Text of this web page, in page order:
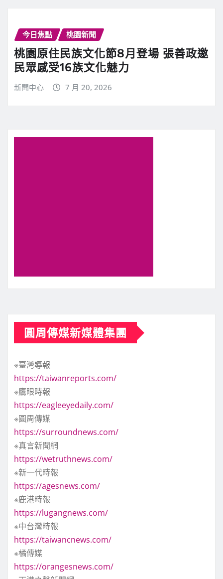
今日焦點 桃園新聞
桃園原住民族文化節8月登場 張善政邀
民眾感受16族文化魅力
新聞中心 7 月 20, 2026
圓周傳媒新媒體集團
※臺灣導報
https://taiwanreports.com/
※鷹眼時報
https://eagleeyedaily.com/
※圓周傳媒
https://surroundnews.com/
※真言新聞網
https://wetruthnews.com/
※新一代時報
https://agesnews.com/
※鹿港時報
https://lugangnews.com/
※中台灣時報
https://taiwancnews.com/
※橘傳媒
https://orangesnews.com/